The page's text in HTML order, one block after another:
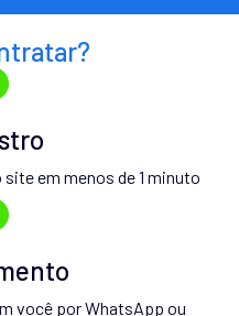
site em menos de 1 minuto
você por WhatsApp ou